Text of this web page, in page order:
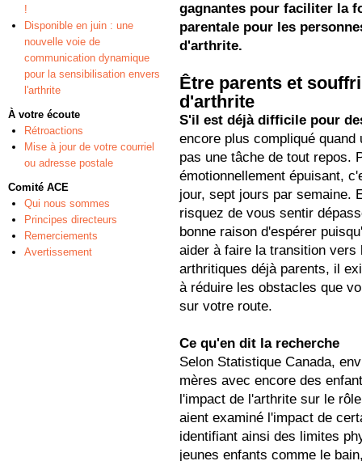
!
Disponible en juin : une
nouvelle voie de
communication dynamique
pour la sensibilisation envers
l'arthrite
À votre écoute
Rétroactions
Mise à jour de votre courriel
ou adresse postale
Comité ACE
Qui nous sommes
Principes directeurs
Remerciements
Avertissement
gagnantes pour faciliter la
parentale pour les
d'arthrite.
Être parents et
d'arthrite
S'il est déjà difficile pour
encore plus compliqué
pas une tâche de tout repos.
émotionnellement épuisant,
jour, sept jours par semaine.
risquez de vous sentir
bonne raison d'espérer
aider à faire la transition
arthritiques déjà parents, il
à réduire les obstacles que
sur votre route.
Ce qu'en dit la recherche
Selon Statistique Canada,
mères avec encore des
l'impact de l'arthrite sur le
aient examiné l'impact de
identifiant ainsi des limites
jeunes enfants comme le